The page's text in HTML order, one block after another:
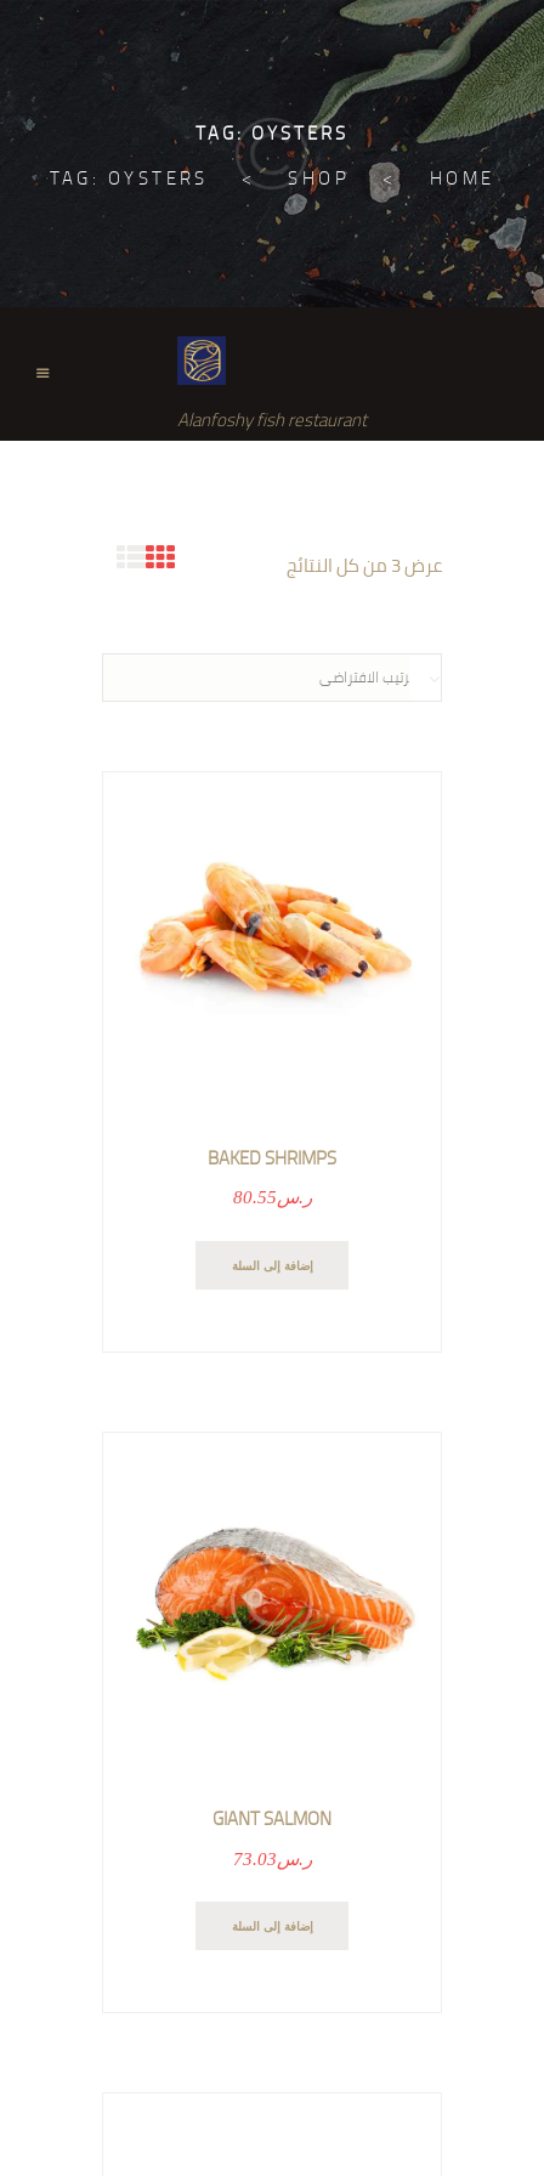
TAG: OYSTERS
HOME
SHOP
TAG: OYSTERS
Alanfoshy fish restaurant
عرض ⁦3⁩ من كل النتائج
BAKED SHRIMPS
ر.س80.55
إضافة إلى السلة
GIANT SALMON
ر.س73.03
إضافة إلى السلة